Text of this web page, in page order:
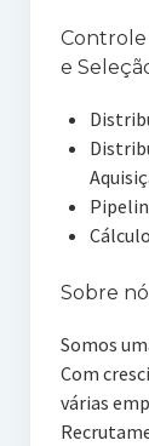
e
Sobre
Somos
Com
várias